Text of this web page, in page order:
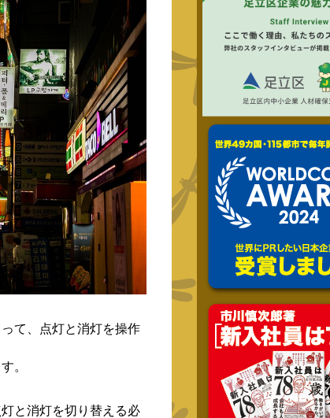
て、点灯と消灯を操作
。
と消灯を切り替える必